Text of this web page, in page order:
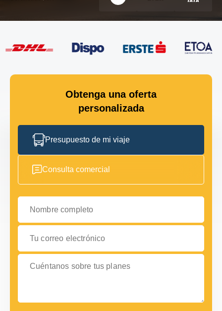
Obtenga una oferta
personalizada
Presupuesto de mi viaje
Consulta comercial
Nombre completo
Tu correo electrónico
Cuéntanos sobre tus planes